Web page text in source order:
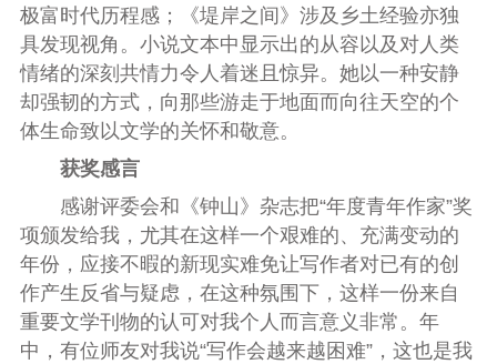
极富时代历程感；《堤岸之间》涉及乡土经验亦独
具发现视角。小说文本中显示出的从容以及对人类
情绪的深刻共情力令人着迷且惊异。她以一种安静
却强韧的方式，向那些游走于地面而向往天空的个
体生命致以文学的关怀和敬意。
获奖感言
感谢评委会和《钟山》杂志把“年度青年作家”奖
项颁发给我，尤其在这样一个艰难的、充满变动的
年份，应接不暇的新现实难免让写作者对已有的创
作产生反省与疑虑，在这种氛围下，这样一份来自
重要文学刊物的认可对我个人而言意义非常。年
中，有位师友对我说“写作会越来越困难”，这也是我